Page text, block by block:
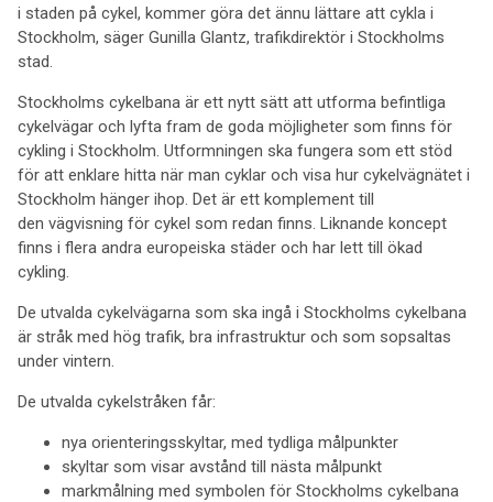
i staden på cykel, kommer göra det ännu lättare att cykla i
Stockholm, säger Gunilla Glantz, trafikdirektör i Stockholms
stad.
Stockholms cykelbana är ett nytt sätt att utforma befintliga
cykelvägar och lyfta fram de goda möjligheter som finns för
cykling i Stockholm. Utformningen ska fungera som ett stöd
för att enklare hitta när man cyklar och visa hur cykelvägnätet i
Stockholm hänger ihop. Det är ett komplement till
den vägvisning för cykel som redan finns. Liknande koncept
finns i flera andra europeiska städer och har lett till ökad
cykling.
De utvalda cykelvägarna som ska ingå i Stockholms cykelbana
är stråk med hög trafik, bra infrastruktur och som sopsaltas
under vintern.
De utvalda cykelstråken får:
nya orienteringsskyltar, med tydliga målpunkter
skyltar som visar avstånd till nästa målpunkt
markmålning med symbolen för Stockholms cykelbana